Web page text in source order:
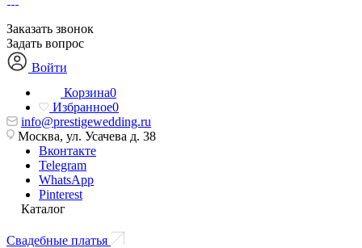
Заказать звонок
Задать вопрос
Войти
Корзина0
Избранное0
info@prestigewedding.ru
Москва, ул. Усачева д. 38
Вконтакте
Telegram
WhatsApp
Pinterest
Каталог
Свадебные платья